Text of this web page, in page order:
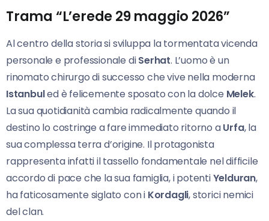
Trama “L’erede 29 maggio 2026”
Al centro della storia si sviluppa la tormentata vicenda
personale e professionale diSerhat. L’uomo è un
rinomato chirurgo di successo che vive nella moderna
Istanbuled è felicemente sposato con la dolce Melek.
La sua quotidianità cambia radicalmente quando il
destino lo costringe a fare immediato ritorno aUrfa, la
sua complessa terra d’origine. Il protagonista
rappresenta infatti il tassello fondamentale nel difficile
accordo di pace che la sua famiglia, i potentiYelduran,
ha faticosamente siglato con i Kordagli, storici nemici
del clan.